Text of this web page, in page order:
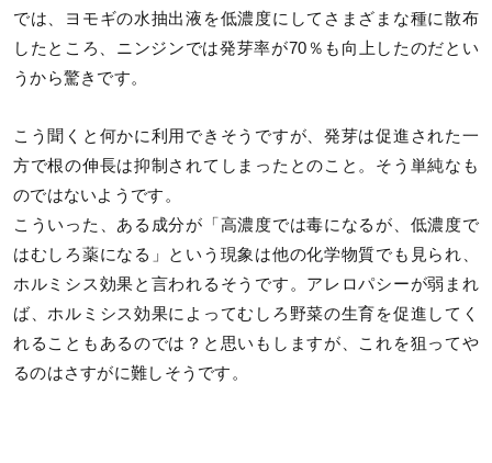
では、ヨモギの水抽出液を低濃度にしてさまざまな種に散布
したところ、ニンジンでは発芽率が70％も向上したのだとい
うから驚きです。
こう聞くと何かに利用できそうですが、発芽は促進された一
方で根の伸長は抑制されてしまったとのこと。そう単純なも
のではないようです。
こういった、ある成分が「高濃度では毒になるが、低濃度で
はむしろ薬になる」という現象は他の化学物質でも見られ、
ホルミシス効果と言われるそうです。アレロパシーが弱まれ
ば、ホルミシス効果によってむしろ野菜の生育を促進してく
れることもあるのでは？と思いもしますが、これを狙ってや
るのはさすがに難しそうです。